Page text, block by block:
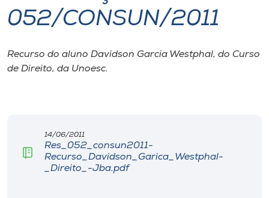
I.nova
Diplomados
Biblioteca
052/CONSUN/2011
Recurso do aluno Davidson Garcia Westphal, do Curso
de Direito, da Unoesc.
14/06/2011
Res_052_consun2011-
Recurso_Davidson_Garica_Westphal-
_Direito_-Jba.pdf